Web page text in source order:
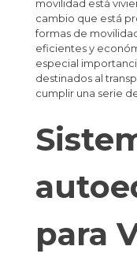
movilidad está
cambio que está
formas de
eficientes y
especial
destinados al
cumplir una serie
para